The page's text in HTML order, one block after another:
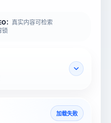
： 真实内容可检索
锁
加载失败